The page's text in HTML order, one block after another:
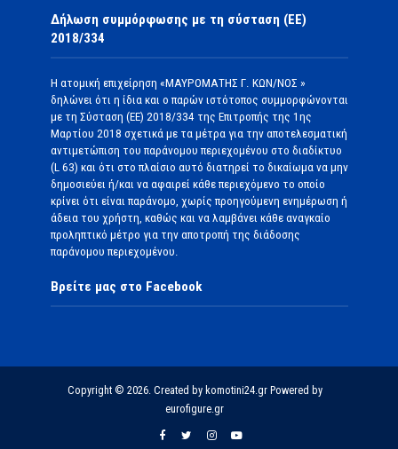
Δήλωση συμμόρφωσης με τη σύσταση (ΕΕ)
2018/334
Η ατομική επιχείρηση «ΜΑΥΡΟΜΑΤΗΣ Γ. ΚΩΝ/ΝΟΣ »
δηλώνει ότι η ίδια και ο παρών ιστότοπος συμμορφώνονται
με τη Σύσταση (ΕΕ) 2018/334 της Επιτροπής της 1ης
Μαρτίου 2018 σχετικά με τα μέτρα για την αποτελεσματική
αντιμετώπιση του παράνομου περιεχομένου στο διαδίκτυο
(L 63) και ότι στο πλαίσιο αυτό διατηρεί το δικαίωμα να μην
δημοσιεύει ή/και να αφαιρεί κάθε περιεχόμενο το οποίο
κρίνει ότι είναι παράνομο, χωρίς προηγούμενη ενημέρωση ή
άδεια του χρήστη, καθώς και να λαμβάνει κάθε αναγκαίο
προληπτικό μέτρο για την αποτροπή της διάδοσης
παράνομου περιεχομένου.
Βρείτε μας στο Facebook
Copyright © 2026. Created by komotini24.gr Powered by
eurofigure.gr